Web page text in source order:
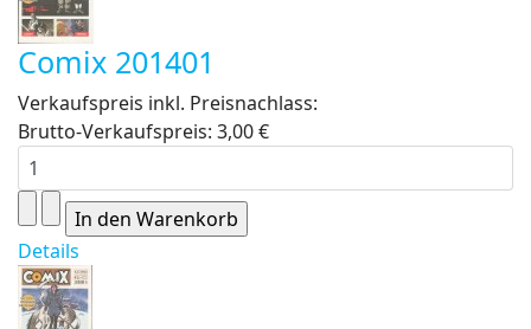
Comix 201401
Verkaufspreis inkl. Preisnachlass:
Brutto-Verkaufspreis: 3,00 €
Details